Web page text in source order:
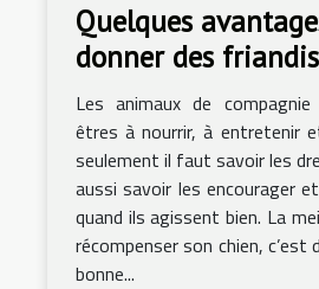
Quelques
donner des
naturelles à son
Les animaux de
êtres à nourrir, à entretenir
seulement il faut savoir les
aussi savoir les encourager
quand ils agissent bien. La
récompenser son chien, c’est
bonne...